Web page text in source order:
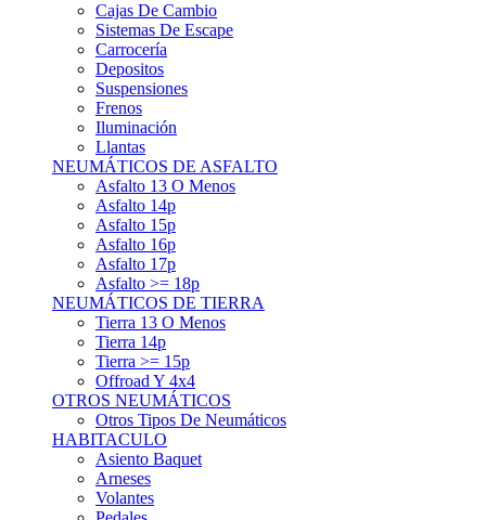
Carrocería
Depositos
Suspensiones
Frenos
Iluminación
Llantas
NEUMÁTICOS DE ASFALTO
Asfalto 13 O Menos
Asfalto 14p
Asfalto 15p
Asfalto 16p
Asfalto 17p
Asfalto >= 18p
NEUMÁTICOS DE TIERRA
Tierra 13 O Menos
Tierra 14p
Tierra >= 15p
Offroad Y 4x4
OTROS NEUMÁTICOS
Otros Tipos De Neumáticos
HABITACULO
Asiento Baquet
Arneses
Volantes
Pedales
Extinción